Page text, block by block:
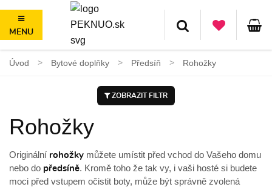
MENU
100 dní na vrácení, nad 1500 Kč doprava ZDARMA
Úvod Bytové doplňky Předsíň Rohožky
ZOBRAZIT FILTR
Rohožky
Originální rohožky můžete umístit před vchod do Vašeho domu
nebo do předsíně. Kromě toho že tak vy, i vaši hosté si budete
moci před vstupem očistit boty, může být správně zvolená